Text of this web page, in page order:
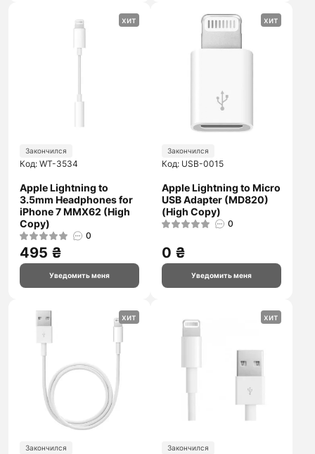
хит
Закончился
Код: WT-3534
Apple Lightning to
3.5mm Headphones for
iPhone 7 MMX62 (High
Copy)
0
495 ₴
Уведомить меня
хит
Закончился
Код: USB-0015
Apple Lightning to Micro
USB Adapter (MD820)
(High Copy)
0
0 ₴
Уведомить меня
хит
Закончился
хит
Закончился